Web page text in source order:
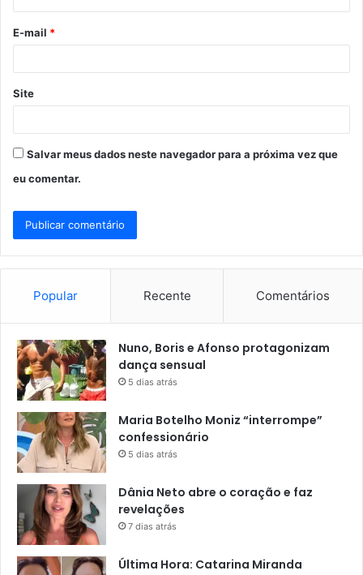
*
E-mail *
Site
Salvar meus dados neste navegador para a próxima vez que
eu comentar.
Popular Recente Comentários
Nuno, Boris e Afonso protagonizam
dança sensual
5 dias atrás
Maria Botelho Moniz “interrompe”
confessionário
5 dias atrás
Dânia Neto abre o coração e faz
revelações
7 dias atrás
Última Hora: Catarina Miranda